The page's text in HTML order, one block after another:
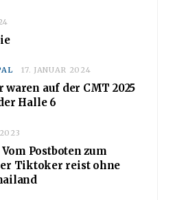
17. JANUAR 2024
waren auf der CMT 2025
Halle 6
Postboten zum
Tiktoker reist ohne